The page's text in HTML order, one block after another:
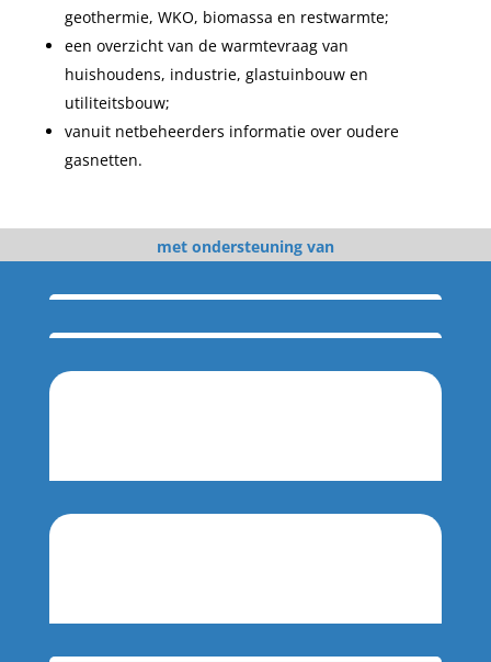
geothermie, WKO, biomassa en restwarmte;
een overzicht van de warmtevraag van
huishoudens, industrie, glastuinbouw en
utiliteitsbouw;
vanuit netbeheerders informatie over oudere
gasnetten.
met ondersteuning van